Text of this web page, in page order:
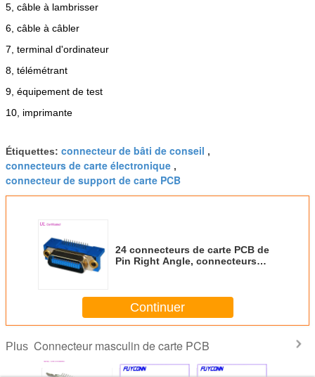
5, câble à lambrisser
6, câble à câbler
7, terminal d'ordinateur
8, télémétrant
9, équipement de test
10, imprimante
Étiquettes: connecteur de bâti de conseil ,
connecteurs de carte électronique ,
connecteur de support de carte PCB
24 connecteurs de carte PCB de
Pin Right Angle, connecteurs
Continuer
Plus Connecteur masculin de carte PCB